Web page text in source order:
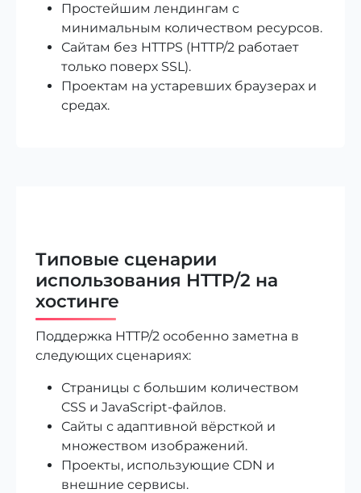
Простейшим лендингам с
минимальным количеством ресурсов.
Сайтам без HTTPS (HTTP/2 работает
только поверх SSL).
Проектам на устаревших браузерах и
средах.
Типовые сценарии
использования HTTP/2 на
хостинге
Поддержка HTTP/2 особенно заметна в
следующих сценариях:
Страницы с большим количеством
CSS и JavaScript-файлов.
Сайты с адаптивной вёрсткой и
множеством изображений.
Проекты, использующие CDN и
внешние сервисы.